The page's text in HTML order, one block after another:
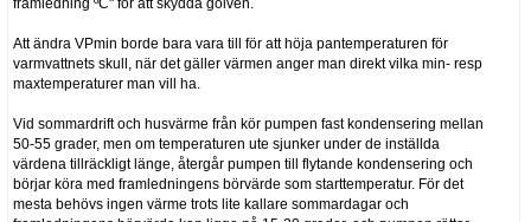
framledning ºC" för att skydda golven.
Att ändra VPmin borde bara vara till för att höja pantemperaturen för
varmvattnets skull, när det gäller värmen anger man direkt vilka min- resp
maxtemperaturer man vill ha.
Vid sommardrift och husvärme från kör pumpen fast kondensering mellan
50-55 grader, men om temperaturen ute sjunker under de inställda
värdena tillräckligt länge, återgår pumpen till flytande kondensering och
börjar köra med framledningens börvärde som starttemperatur. För det
mesta behövs ingen värme trots lite kallare sommardagar och